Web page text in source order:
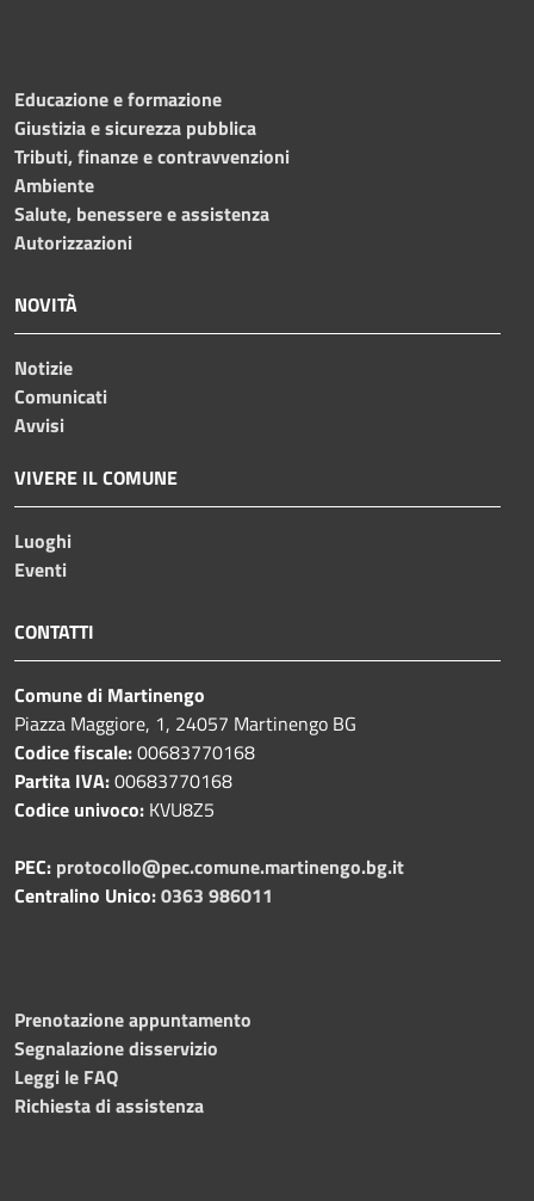
Educazione e formazione
Giustizia e sicurezza pubblica
Tributi, finanze e contravvenzioni
Ambiente
Salute, benessere e assistenza
Autorizzazioni
NOVITÀ
Notizie
Comunicati
Avvisi
VIVERE IL COMUNE
Luoghi
Eventi
CONTATTI
Comune di Martinengo
Piazza Maggiore, 1, 24057 Martinengo BG
Codice fiscale:00683770168
Partita IVA:00683770168
Codice univoco: KVU8Z5
PEC: protocollo@pec.comune.martinengo.bg.it
Centralino Unico:0363 986011
Prenotazione appuntamento
Segnalazione disservizio
Leggi le FAQ
Richiesta di assistenza